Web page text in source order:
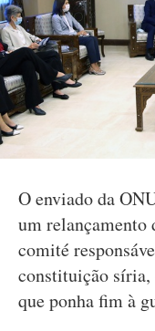
O enviado da
um relançamento
comité
constituição
que ponha fim à